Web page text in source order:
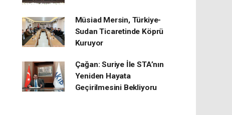
Müsiad Mersin, Türkiye-
Sudan Ticaretinde Köprü
Kuruyor
Çağan: Suriye İle STA’nın
Yeniden Hayata
Geçirilmesini Bekliyoru